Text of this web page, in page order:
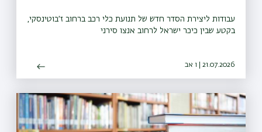
עבודות ליצירת הסדר חדש של תנועת כלי רכב ברחוב ז׳בוטינסקי,
בקטע שבין כיכר ישראל לרחוב אנצו סירני
21.07.2026 | ו אב